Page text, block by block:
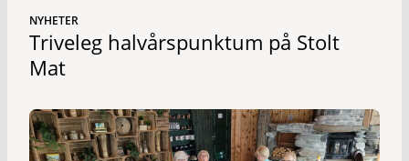
NYHETER
Triveleg halvårspunktum på Stolt
Mat